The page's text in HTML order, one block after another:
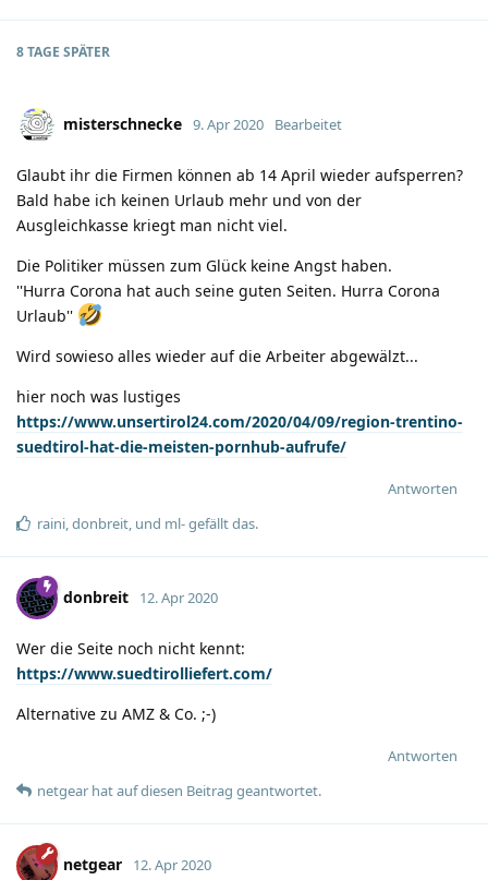
8 TAGE SPÄTER
misterschnecke 9. Apr 2020 Bearbeitet
Glaubt ihr die Firmen können ab 14 April wieder aufsperren?
Bald habe ich keinen Urlaub mehr und von der
Ausgleichkasse kriegt man nicht viel.
Die Politiker müssen zum Glück keine Angst haben.
''Hurra Corona hat auch seine guten Seiten. Hurra Corona
Urlaub''
Wird sowieso alles wieder auf die Arbeiter abgewälzt...
hier noch was lustiges
https://www.unsertirol24.com/2020/04/09/region-trentino-
suedtirol-hat-die-meisten-pornhub-aufrufe/
Antworten
raini,donbreit, und ml-gefällt das.
donbreit 12. Apr 2020
Wer die Seite noch nicht kennt:
https://www.suedtirolliefert.com/
Alternative zu AMZ & Co. ;-)
Antworten
netgear hatauf diesen Beitrag geantwortet.
netgear 12. Apr 2020